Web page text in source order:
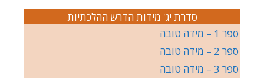
סדרת יג' מידות הדרש ההלכתיות
ספר 1 – מידה טובה
ספר 2 – מידה טובה
ספר 3 – מידה טובה